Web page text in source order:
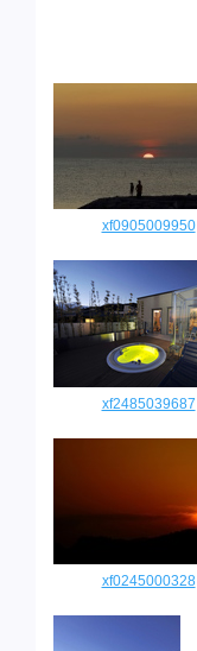
xf0905009950
xf2485039687
xf0245000328